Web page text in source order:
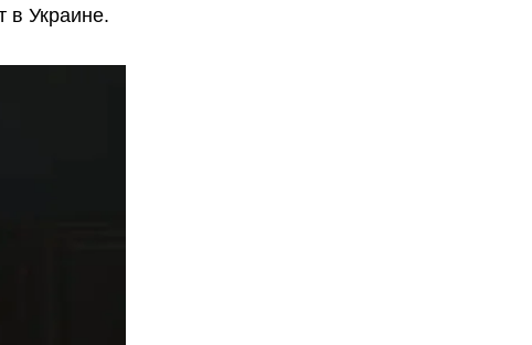
в Украине.